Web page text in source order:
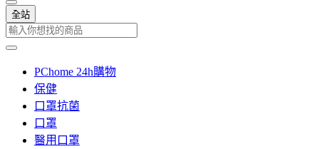
全站
PChome 24h購物
保健
口罩抗菌
口罩
醫用口罩